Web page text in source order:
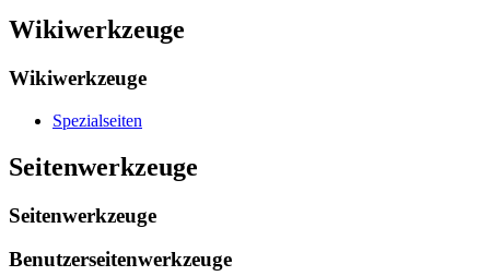
Wikiwerkzeuge
Wikiwerkzeuge
Spezialseiten
Seitenwerkzeuge
Seitenwerkzeuge
Benutzerseitenwerkzeuge